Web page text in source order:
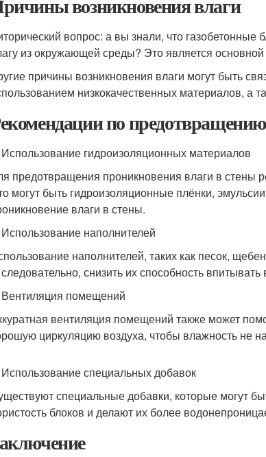
возникновения влаги
вопрос: а вы знали, что
из окружающей среды? Это является
причины возникновения влаги могут быть
низкокачественных материалов, а
по
гидроизоляционных материалов
предотвращения проникновения влаги в стены
могут быть гидроизоляционные плёнки,
влаги в стены.
наполнителей
наполнителей, таких как песок,
снизить их способность впитывать
помещений
вентиляция помещений также может
циркуляцию воздуха, чтобы влажность не
специальных добавок
специальные добавки, которые могут
блоков и делают их более